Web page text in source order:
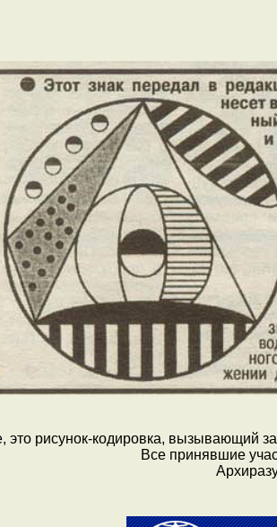
это рисунок-кодировка, вызывающий
Все принявшие